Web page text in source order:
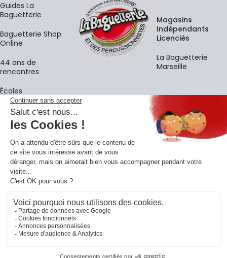
Guides La
Baguetterie
Baguetterie Shop
Online
44 ans de
rencontres
Écoles
Magasins
Indépendants
Licenciés
La Baguetterie
Marseille
La newsletter
Adresse e-mail
En vous inscrivant à notre newsletter, vous acceptez notre
confidentialité.
Retrouvons-nous sur